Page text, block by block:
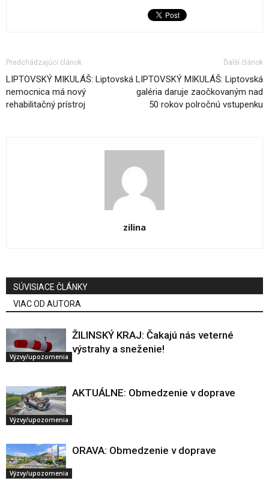
Predchádzajúci článok
LIPTOVSKÝ MIKULÁŠ: Liptovská
nemocnica má nový
rehabilitačný prístroj
Ďalší článok
LIPTOVSKÝ MIKULÁŠ: Liptovská
galéria daruje zaočkovaným nad
50 rokov polročnú vstupenku
zilina
SÚVISIACE ČLÁNKY
VIAC OD AUTORA
Výzvy/upozornenia
ŽILINSKÝ KRAJ: Čakajú nás veterné
výstrahy a sneženie!
Výzvy/upozornenia
AKTUÁLNE: Obmedzenie v doprave
Výzvy/upozornenia
ORAVA: Obmedzenie v doprave